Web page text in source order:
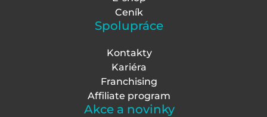
Ceník
Spolupráce
Kontakty
Kariéra
Franchising
Affiliate program
Akce a novinky